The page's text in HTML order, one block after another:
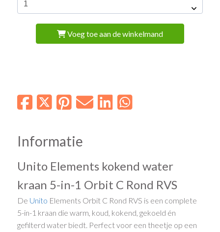
Voeg toe aan de winkelmand
Informatie
Unito Elements kokend water
kraan 5-in-1 Orbit C Rond RVS
De Unito Elements Orbit C Rond RVS is een complete
5-in-1 kraan die warm, koud, kokend, gekoeld én
gefilterd water biedt. Perfect voor een theetje op een